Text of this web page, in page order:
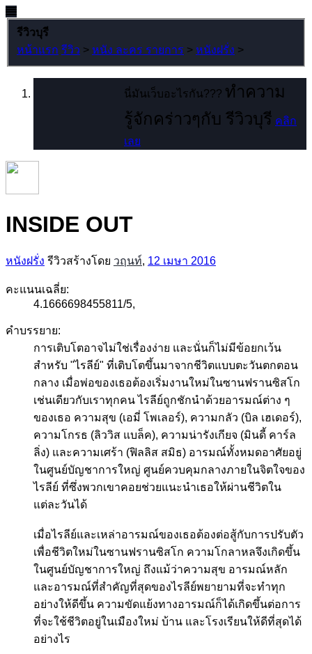
รีวิวบุรี
หน้าแรก รีวิว > หนัง ละคร รายการ > หนังฝรั่ง >
นี่มันเว็บอะไรกัน??? ทำความ
รู้จักคร่าวๆกับ รีวิวบุรี คลิก
เลย
INSIDE OUT
หนังฝรั่ง รีวิวสร้างโดย วฤนท์, 12 เมษา 2016
คะแนนเฉลี่ย:
4.1666698455811/5,
คำบรรยาย:
การเติบโตอาจไม่ใช่เรื่องง่าย และนั่นก็ไม่มีข้อยกเว้น
สำหรับ "ไรลีย์" ที่เติบโตขึ้นมาจากชีวิตแบบตะวันตกตอน
กลาง เมื่อพ่อของเธอต้องเริ่มงานใหม่ในซานฟรานซิสโก
เช่นเดียวกับเราทุกคน ไรลีย์ถูกชักนำด้วยอารมณ์ต่าง ๆ
ของเธอ ความสุข (เอมี่ โพเลอร์), ความกลัว (บิล เฮเดอร์),
ความโกรธ (ลิววิส แบล็ค), ความน่ารังเกียจ (มินดี้ คาร์ล
ลิ่ง) และความเศร้า (ฟิลลิส สมิธ) อารมณ์ทั้งหมดอาศัยอยู่
ในศูนย์บัญชาการใหญ่ ศูนย์ควบคุมกลางภายในจิตใจของ
ไรลีย์ ที่ซึ่งพวกเขาคอยช่วยแนะนำเธอให้ผ่านชีวิตใน
แต่ละวันได้
เมื่อไรลีย์และเหล่าอารมณ์ของเธอต้องต่อสู้กับการปรับตัว
เพื่อชีวิตใหม่ในซานฟรานซิสโก ความโกลาหลจึงเกิดขึ้น
ในศูนย์บัญชาการใหญ่ ถึงแม้ว่าความสุข อารมณ์หลัก
และอารมณ์ที่สำคัญที่สุดของไรลีย์พยายามที่จะทำทุก
อย่างให้ดีขึ้น ความขัดแย้งทางอารมณ์ก็ได้เกิดขึ้นต่อการ
ที่จะใช้ชีวิตอยู่ในเมืองใหม่ บ้าน และโรงเรียนให้ดีที่สุดได้
อย่างไร